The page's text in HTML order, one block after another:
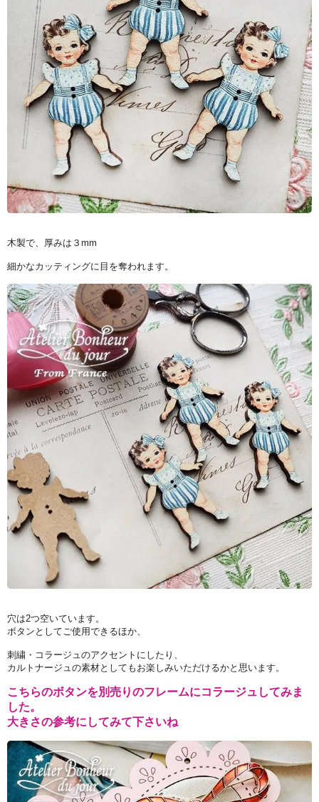
木製で、厚みは３mm
細かなカッティングに目を奪われます。
穴は2つ空いています。
ボタンとしてご使用できるほか、
刺繍・コラージュのアクセントにしたり、
カルトナージュの素材としてもお楽しみいただけるかと思います。
こちらのボタンを別売りのフレームにコラージュしてみま
した。
大きさの参考にしてみて下さいね